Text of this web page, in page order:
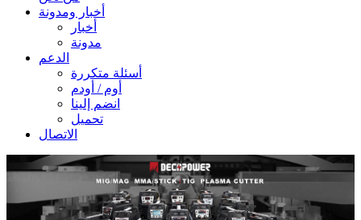
أخبار ومدونة
أخبار
مدونة
الدعم
أسئلة متكررة
أوم / أودم
انضم إلينا
تحميل
الاتصال